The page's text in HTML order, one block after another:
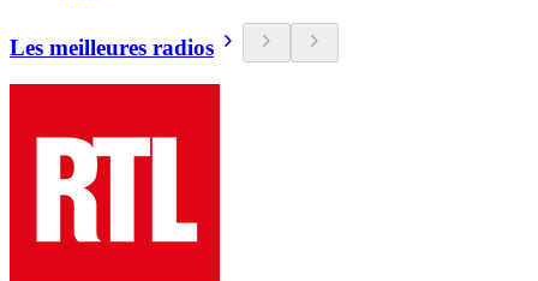
Les meilleures radios